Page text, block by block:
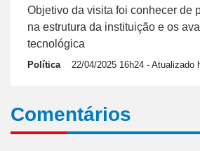
Objetivo da visita foi conhecer de
na estrutura da instituição e os
tecnológica
Política 22/04/2025 16h24 - Atualizado
Comentários